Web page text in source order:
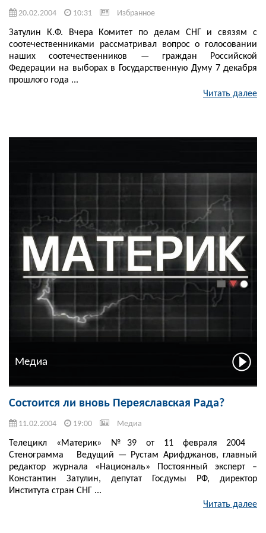
20.02.2004 10:31 Избранное
Затулин К.Ф. Вчера Комитет по делам СНГ и связям с
соотечественниками рассматривал вопрос о голосовании
наших соотечественников — граждан Российской
Федерации на выборах в Государственную Думу 7 декабря
прошлого года ...
Читать далее
Медиа
Состоится ли вновь Переяславская Рада?
11.02.2004 19:00 Медиа
Телецикл «Материк» №39 от 11 февраля 2004
Стенограмма Ведущий — Рустам Арифджанов, главный
редактор журнала «Националь» Постоянный эксперт –
Константин Затулин, депутат Госдумы РФ, директор
Института стран СНГ ...
Читать далее